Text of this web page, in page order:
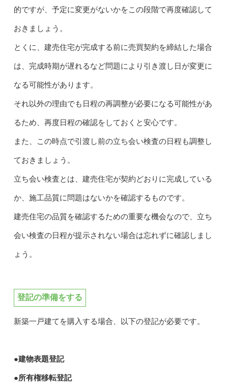
的ですが、予定に変更がないかをこの段階で再度確認して
おきましょう。
とくに、建売住宅が完成する前に売買契約を締結した場合
は、完成時期が遅れるなど問題により引き渡し日が変更に
なる可能性があります。
それ以外の理由でも日程の再調整が必要になる可能性があ
るため、再度日程の確認をしておくと安心です。
また、この時点で引渡し前の立ち会い検査の日程も調整し
ておきましょう。
立ち会い検査とは、建売住宅が契約どおりに完成している
か、施工品質に問題はないかを確認するものです。
建売住宅の品質を確認するための重要な機会なので、立ち
会い検査の日程が提示されない場合は忘れずに確認しまし
ょう。
登記の準備をする
新築一戸建てを購入する場合、以下の登記が必要です。
●建物表題登記
●所有権移転登記